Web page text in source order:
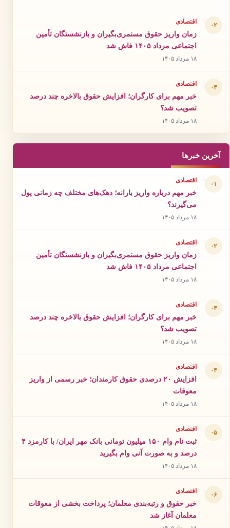
۰۲ اقتصادی
زمان واریز حقوق مستمری‌بگیران و بازنشستگان تأمین
اجتماعی مرداد ۱۴۰۵ فاش شد
۱۸ مرداد ۱۴۰۵
۰۳ اقتصادی
خبر مهم برای کارگران؛ افزایش حقوق بالاخره چند درصد
تصویب شد؟
۱۸ مرداد ۱۴۰۵
آخرین خبرها
۰۱ اقتصادی
خبر مهم درباره واریز یارانه؛ دهک‌های مختلف چه زمانی پول
می‌گیرند؟
۱۸ مرداد ۱۴۰۵
۰۲ اقتصادی
زمان واریز حقوق مستمری‌بگیران و بازنشستگان تأمین
اجتماعی مرداد ۱۴۰۵ فاش شد
۱۸ مرداد ۱۴۰۵
۰۳ اقتصادی
خبر مهم برای کارگران؛ افزایش حقوق بالاخره چند درصد
تصویب شد؟
۱۸ مرداد ۱۴۰۵
۰۴ اقتصادی
افزایش ۲۰ درصدی حقوق کارمندان؛ خبر رسمی از واریز
معوقات
۱۸ مرداد ۱۴۰۵
۰۵ اقتصادی
ثبت نام وام ۱۵۰ میلیون تومانی بانک مهر ایران/ با کارمزد ۴
درصد و به صورت آنی وام بگیرید
۱۸ مرداد ۱۴۰۵
۰۶ اقتصادی
خبر حقوق و رتبه‌بندی معلمان؛ پرداخت بخشی از معوقات
معلمان آغاز شد